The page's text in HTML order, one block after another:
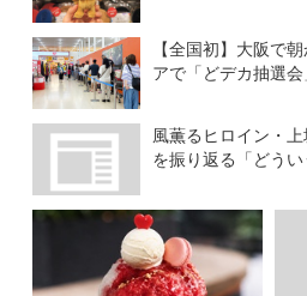
【全国初】大阪で
アで「どデカ抽選
風薫るヒロイン・
を振り返る「どうい